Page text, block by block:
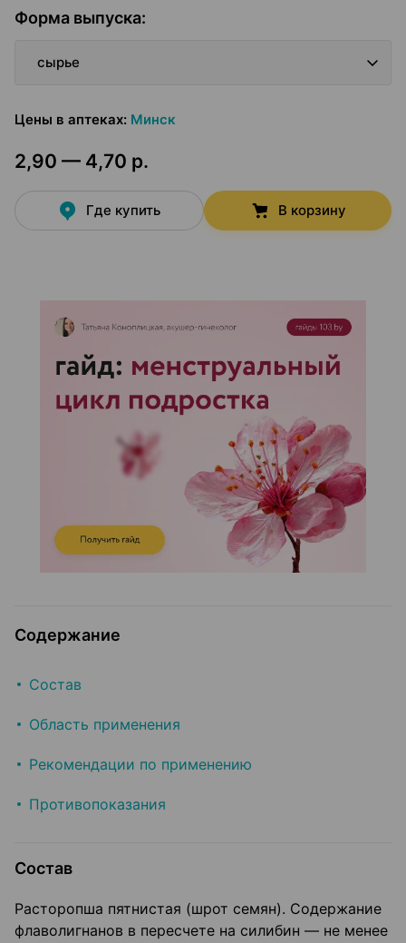
Форма выпуска:
сырье
Цены в аптеках: Минск
2,90 — 4,70 р.
Где купить В корзину
Содержание
Состав
Область применения
Рекомендации по применению
Противопоказания
Состав
Расторопша пятнистая (шрот семян). Содержание
флаволигнанов в пересчете на силибин — не менее